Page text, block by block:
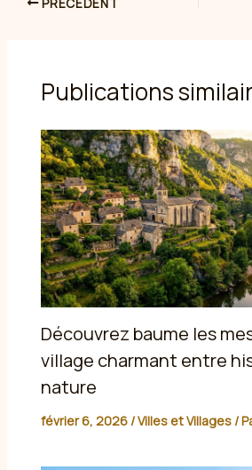
Publications
Découvrez baume les
village charmant entre
nature
février 6, 2026 /Villes et Villages/